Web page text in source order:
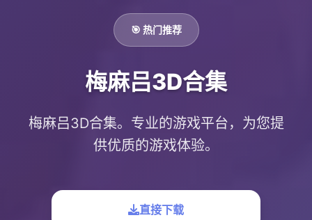
🎯 热门推荐
梅麻吕3D合集
梅麻吕3D合集。专业的游戏平台，为您提
供优质的游戏体验。
直接下载